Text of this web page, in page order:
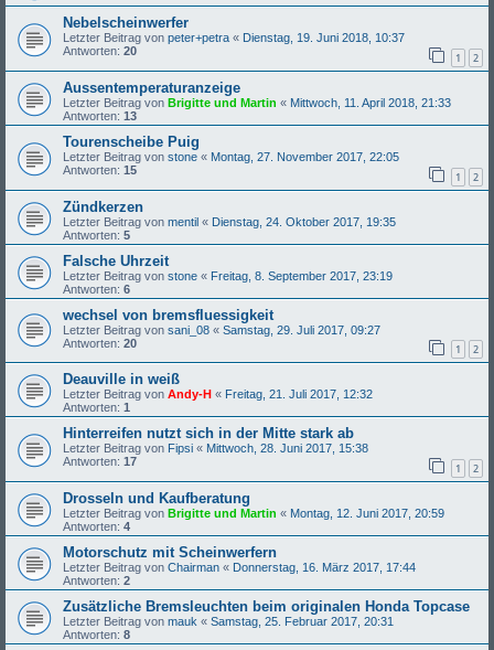
Nebelscheinwerfer
Letzter Beitrag von peter+petra « Dienstag, 19. Juni 2018, 10:37
Antworten: 20 1 2
Aussentemperaturanzeige
Letzter Beitrag von Brigitte und Martin « Mittwoch, 11. April 2018, 21:33
Antworten: 13
Tourenscheibe Puig
Letzter Beitrag von stone « Montag, 27. November 2017, 22:05
Antworten: 15 1 2
Zündkerzen
Letzter Beitrag von mentil « Dienstag, 24. Oktober 2017, 19:35
Antworten: 5
Falsche Uhrzeit
Letzter Beitrag von stone « Freitag, 8. September 2017, 23:19
Antworten: 6
wechsel von bremsfluessigkeit
Letzter Beitrag von sani_08 « Samstag, 29. Juli 2017, 09:27
Antworten: 20 1 2
Deauville in weiß
Letzter Beitrag von Andy-H « Freitag, 21. Juli 2017, 12:32
Antworten: 1
Hinterreifen nutzt sich in der Mitte stark ab
Letzter Beitrag von Fipsi « Mittwoch, 28. Juni 2017, 15:38
Antworten: 17 1 2
Drosseln und Kaufberatung
Letzter Beitrag von Brigitte und Martin « Montag, 12. Juni 2017, 20:59
Antworten: 4
Motorschutz mit Scheinwerfern
Letzter Beitrag von Chairman « Donnerstag, 16. März 2017, 17:44
Antworten: 2
Zusätzliche Bremsleuchten beim originalen Honda Topcase
Letzter Beitrag von mauk « Samstag, 25. Februar 2017, 20:31
Antworten: 8